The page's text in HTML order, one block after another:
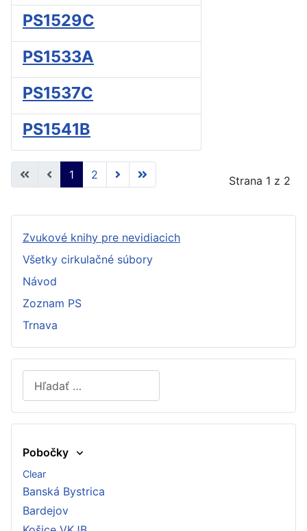
PS1529C
PS1533A
PS1537C
PS1541B
Strana 1 z 2
1 2
Zvukové knihy pre nevidiacich
Všetky cirkulačné súbory
Návod
Zoznam PS
Trnava
Hľadať
Type 2 or more characters for results.
Pobočky
Clear
Banská Bystrica
Bardejov